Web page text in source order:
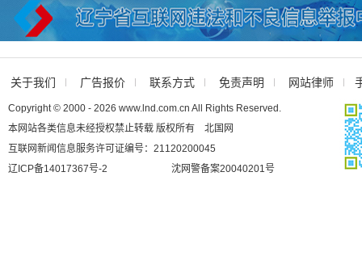
关于我们 广告报价 联系方式 免责声明 网站律师
Copyright © 2000 - 2026 www.lnd.com.cn All Rights Reserved.
本网站各类信息未经授权禁止转载 版权所有 北国网
互联网新闻信息服务许可证编号：21120200045
辽ICP备14017367号-2
沈网警备案20040201号